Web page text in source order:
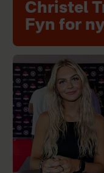
Christel
Fyn for